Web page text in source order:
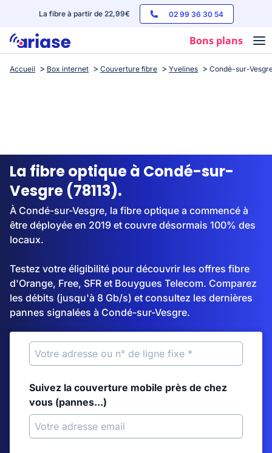
La fibre à partir de 22,99€ 02 99 36 30 54
Bons plans
Box internet
Streaming
Accueil Box internet Couverture fibre Yvelines Condé-sur-
La fibre optique à Condé-sur-
Vesgre (78113).
À Condé-sur-Vesgre, la fibre optique a commencé à
être déployée en 2019 et couvre désormais 100% des
locaux.
Testez votre éligibilité pour découvrir les offres fibre
d'Orange, Free, SFR et Bouygues Telecom. Comparez
les débits (jusqu'à 8 Gb/s) et consultez les dernières
pannes signalées à Condé-sur-Vesgre.
Suivez la couverture mobile près de chez
vous (pannes...)